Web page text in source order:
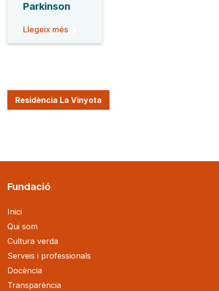
Parkinson
Llegeix més
Residència La Vinyota
Fundació
Inici
Qui som
Cultura verda
Serveis i professionals
Docència
Transparència